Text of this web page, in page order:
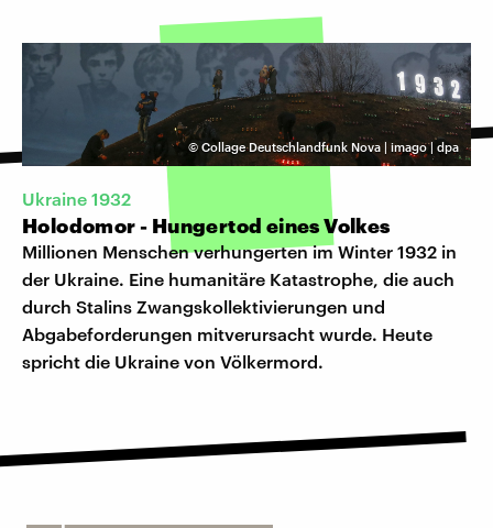
©Collage Deutschlandfunk Nova | imago | dpa
Ukraine 1932
Holodomor - Hungertod eines Volkes
Millionen Menschen verhungerten im Winter 1932 in
der Ukraine. Eine humanitäre Katastrophe, die auch
durch Stalins Zwangskollektivierungen und
Abgabeforderungen mitverursacht wurde. Heute
spricht die Ukraine von Völkermord.